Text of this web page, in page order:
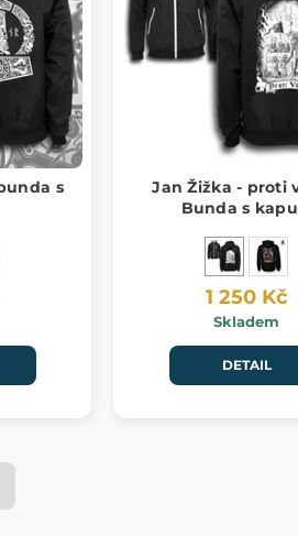
s
Jan Žižka - proti
Bunda s
1 250 Kč
Skladem
DETAIL